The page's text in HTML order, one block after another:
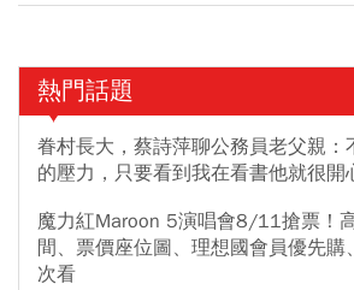
熱門話題
眷村長大，蔡詩萍聊公務員老父親：
的壓力，只要看到我在看書他就很開
魔力紅Maroon 5演唱會8/11搶票！
間、票價座位圖、理想國會員優先購
次看